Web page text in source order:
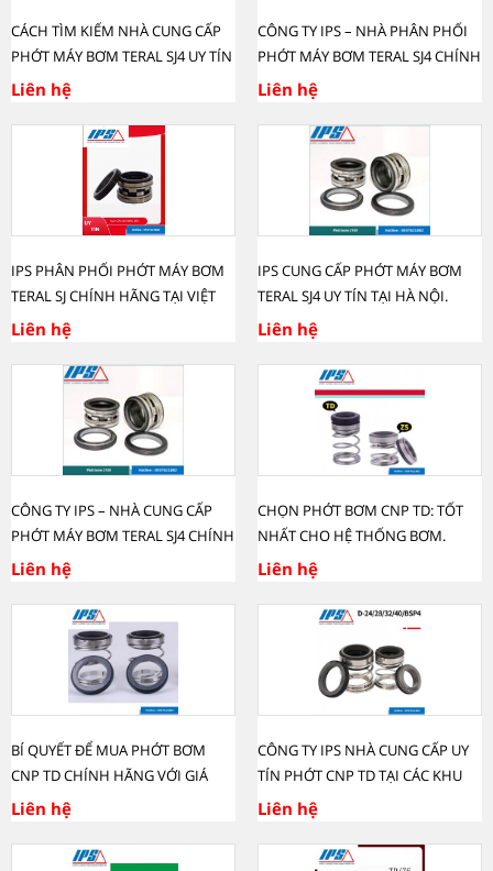
CÁCH TÌM KIẾM NHÀ CUNG CẤP
PHỚT MÁY BƠM TERAL SJ4 UY TÍN
Ở MIỀN BẮC.
Liên hệ
CÔNG TY IPS – NHÀ PHÂN PHỐI
PHỚT MÁY BƠM TERAL SJ4 CHÍNH
HÃNG TẠI BẮC GIANG.
Liên hệ
IPS PHÂN PHỐI PHỚT MÁY BƠM
TERAL SJ CHÍNH HÃNG TẠI VIỆT
NAM
Liên hệ
IPS CUNG CẤP PHỚT MÁY BƠM
TERAL SJ4 UY TÍN TẠI HÀ NỘI.
Liên hệ
CÔNG TY IPS – NHÀ CUNG CẤP
PHỚT MÁY BƠM TERAL SJ4 CHÍNH
HÃNG TẠI BÌNH DƯƠNG.
Liên hệ
CHỌN PHỚT BƠM CNP TD: TỐT
NHẤT CHO HỆ THỐNG BƠM.
Liên hệ
BÍ QUYẾT ĐỂ MUA PHỚT BƠM
CNP TD CHÍNH HÃNG VỚI GIÁ
TỐT.
Liên hệ
CÔNG TY IPS NHÀ CUNG CẤP UY
TÍN PHỚT CNP TD TẠI CÁC KHU
CÔNG NGHIỆP BẮC NINH.
Liên hệ